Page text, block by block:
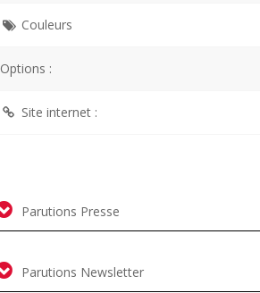
Couleurs
Options :
Site internet :
Parutions Presse
Parutions Newsletter